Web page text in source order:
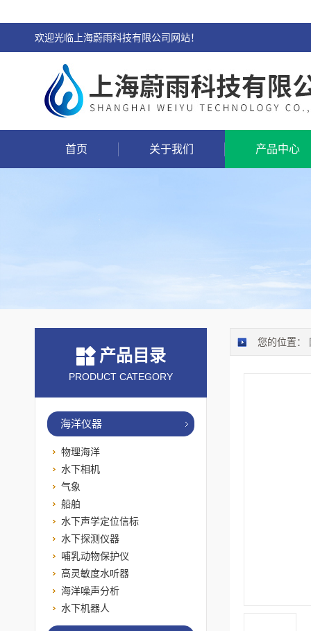
欢迎光临上海蔚雨科技有限公司网站！
首页 关于我们 产品中心
您的位置：
产品目录
PRODUCT CATEGORY
海洋仪器
物理海洋
水下相机
气象
船舶
水下声学定位信标
水下探测仪器
哺乳动物保护仪
高灵敏度水听器
海洋噪声分析
水下机器人